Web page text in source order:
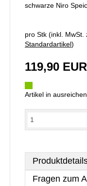
schwarze Niro
pro Stk (inkl. MwSt.
Standardartikel)
119,90 EUR
Artikel in
Fragen zum